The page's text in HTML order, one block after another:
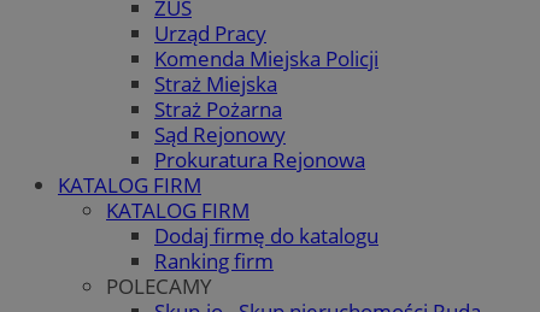
ZUS
Urząd Pracy
Komenda Miejska Policji
Straż Miejska
Straż Pożarna
Sąd Rejonowy
Prokuratura Rejonowa
KATALOG FIRM
KATALOG FIRM
Dodaj firmę do katalogu
Ranking firm
POLECAMY